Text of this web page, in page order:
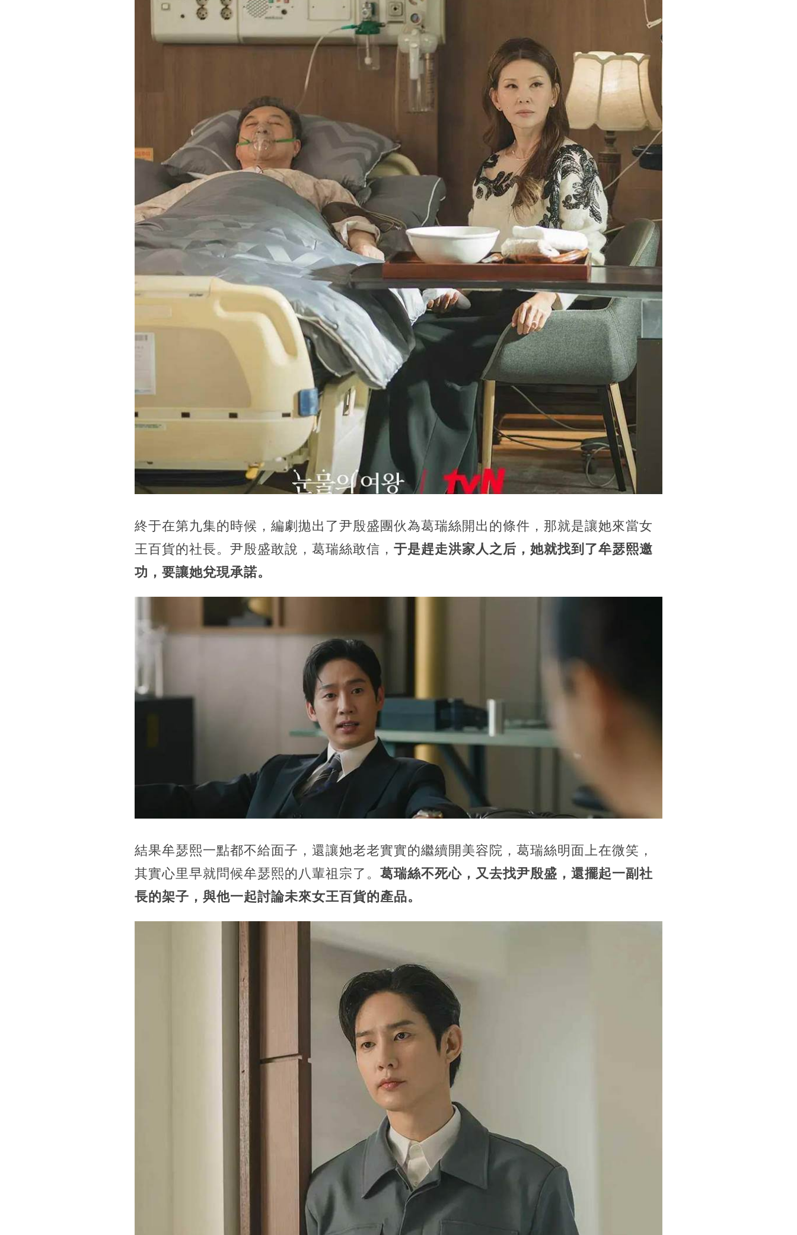
終于在第九集的時候，編劇拋出了尹殷盛團伙為葛瑞絲開出的條件，那就是讓她來當女
王百貨的社長。尹殷盛敢說，葛瑞絲敢信， 于是趕走洪家人之后，她就找到了牟瑟熙邀
功，要讓她兌現承諾。
結果牟瑟熙一點都不給面子，還讓她老老實實的繼續開美容院，葛瑞絲明面上在微笑，
其實心里早就問候牟瑟熙的八輩祖宗了。 葛瑞絲不死心，又去找尹殷盛，還擺起一副社
長的架子，與他一起討論未來女王百貨的產品。